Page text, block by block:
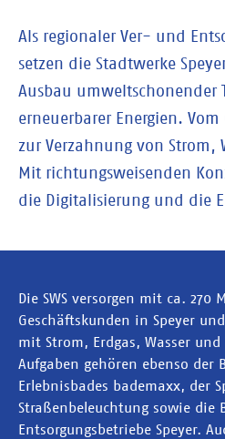
Als regionaler Ver- und
setzen die Stadtwerke
Ausbau umweltschonender
erneuerbarer Energien. Vom
zur Verzahnung von
Mit richtungsweisenden
die Digitalisierung und die
Die SWS versorgen mit ca.
Geschäftskunden in Speyer
mit Strom, Erdgas, Wasser
Aufgaben gehören ebenso der
Erlebnisbades bademaxx, der
Straßenbeleuchtung sowie die
Entsorgungsbetriebe Speyer.